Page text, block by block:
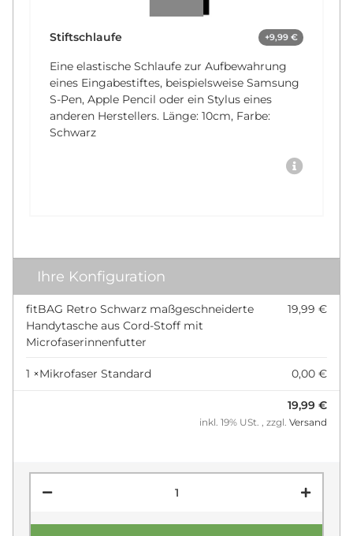
Stiftschlaufe +9,99 €
Eine elastische Schlaufe zur Aufbewahrung
eines Eingabestiftes, beispielsweise Samsung
S-Pen, Apple Pencil oder ein Stylus eines
anderen Herstellers. Länge: 10cm, Farbe:
Schwarz
Ihre Konfiguration
fitBAG Retro Schwarz maßgeschneiderte
Handytasche aus Cord-Stoff mit
Microfaserinnenfutter
19,99 €
1 ×Mikrofaser Standard 0,00 €
19,99 €
inkl. 19% USt. , zzgl. Versand